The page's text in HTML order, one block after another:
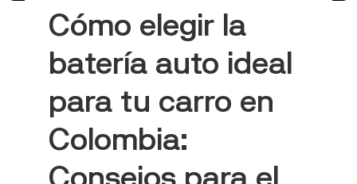
Cómo elegir la
batería auto ideal
para tu carro en
Colombia: